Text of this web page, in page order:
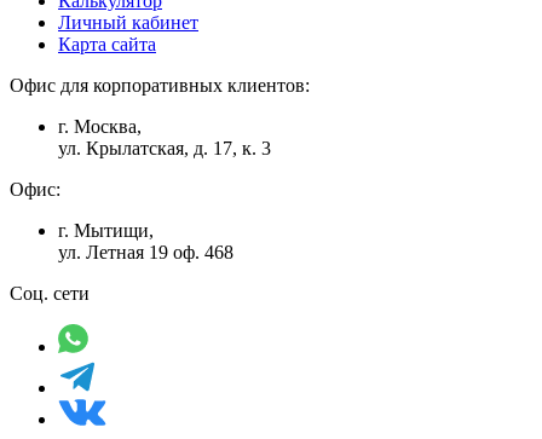
Личный кабинет
Карта сайта
Офис для корпоративных клиентов:
г. Москва,
ул. Крылатская, д. 17, к. 3
Офис:
г. Мытищи,
ул. Летная 19 оф. 468
Соц. сети